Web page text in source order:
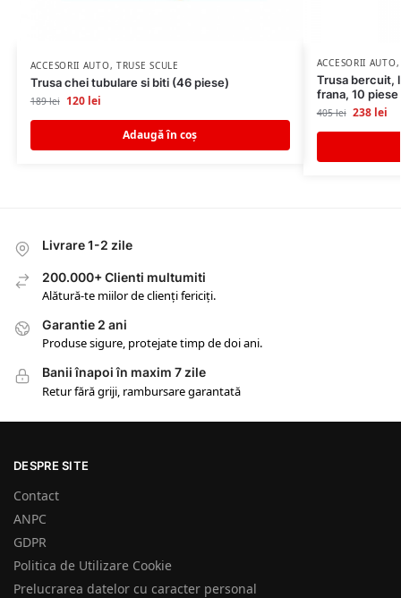
ACCESORII AUTO, TRUSE SCULE
Trusa chei tubulare si biti (46 piese)
189lei 120 lei
Adaugă în coș
ACCESORII AUTO
Trusa bercuit,
frana, 10 piese
405lei 238 lei
Livrare 1-2 zile
200.000+ Clienti multumiti
Alătură-te miilor de clienți fericiți.
Garantie 2 ani
Produse sigure, protejate timp de doi ani.
Banii înapoi în maxim 7 zile
Retur fără griji, rambursare garantată
DESPRE SITE
Contact
ANPC
GDPR
Politica de Utilizare Cookie
Prelucrarea datelor cu caracter personal